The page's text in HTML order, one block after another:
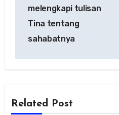
melengkapi tulisan
Tina tentang
sahabatnya
Related Post